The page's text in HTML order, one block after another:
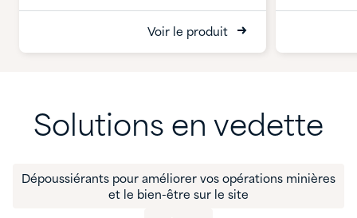
Voir le produit
Solutions en vedette
Dépoussiérants pour améliorer vos opérations minières
et le bien-être sur le site